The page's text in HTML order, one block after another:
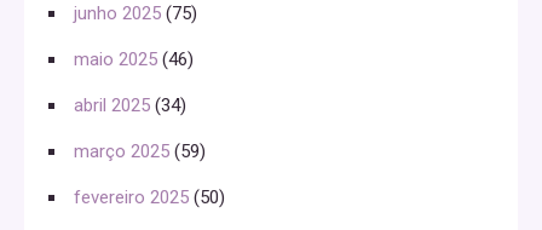
junho 2025 (75)
maio 2025 (46)
abril 2025 (34)
março 2025 (59)
fevereiro 2025 (50)